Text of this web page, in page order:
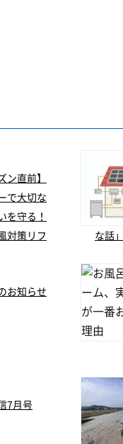
ン直前】
で大切な
を守る！
対策リフ
な話」
お知らせ
7月号